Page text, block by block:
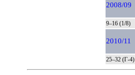
2008/09
9–16 (1/8)
2010/11
25–32 (Г-4)